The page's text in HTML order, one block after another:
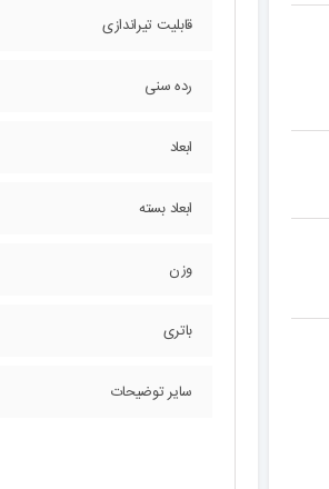
قابلیت تیراندازی
رده سنی
ابعاد
ابعاد بسته
وزن
باتری
سایر توضیحات